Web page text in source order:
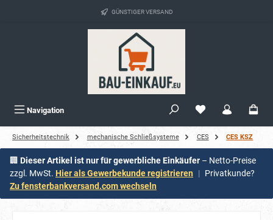
GÜNSTIGER VERSAND
Navigation
Sicherheitstechnik mechanische Schließsysteme CES CES KSZ
🏢 Dieser Artikel ist nur für gewerbliche Einkäufer – Netto-Preise
zzgl. MwSt. Hier als Gewerbekunde registrieren | Privatkunde?
Zu fensterbankversand.com wechseln